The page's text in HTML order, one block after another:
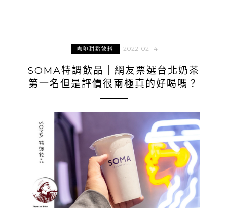
咖啡甜點飲料 2022-02-14
SOMA特調飲品｜網友票選台北奶茶
第一名但是評價很兩極真的好喝嗎？